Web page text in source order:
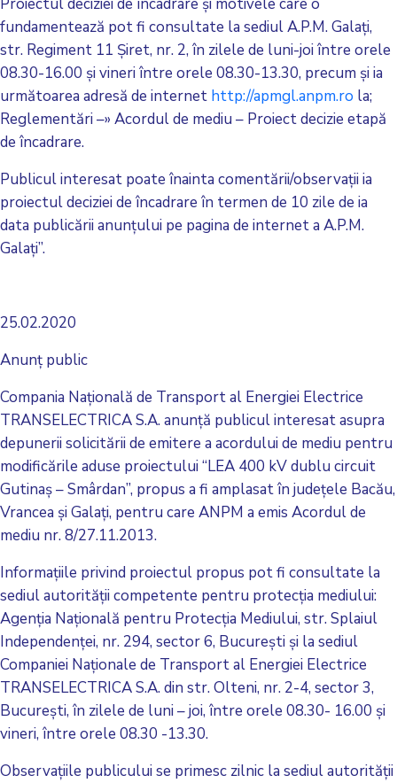
Proiectul deciziei de încadrare şi motivele care o
fundamentează pot fi consultate la sediul A.P.M. Galaţi,
str. Regiment 11 Şiret, nr. 2, în zilele de luni-joi între orele
08.30-16.00 şi vineri între orele 08.30-13.30, precum şi ia
următoarea adresă de internet http://apmgl.anpm.ro la;
Reglementări –» Acordul de mediu – Proiect decizie etapă
de încadrare.
Publicul interesat poate înainta comentării/observaţii ia
proiectul deciziei de încadrare în termen de 10 zile de ia
data publicării anunţului pe pagina de internet a A.P.M.
Galaţi”.
25.02.2020
Anunţ public
Compania Naţională de Transport al Energiei Electrice
TRANSELECTRICA S.A. anunţă publicul interesat asupra
depunerii solicitării de emitere a acordului de mediu pentru
modificările aduse proiectului “LEA 400 kV dublu circuit
Gutinaş – Smârdan”, propus a fi amplasat în judeţele Bacău,
Vrancea şi Galaţi, pentru care ANPM a emis Acordul de
mediu nr. 8/27.11.2013.
Informaţiile privind proiectul propus pot fi consultate la
sediul autorităţii competente pentru protecţia mediului:
Agenţia Naţională pentru Protecţia Mediului, str. Splaiul
Independenţei, nr. 294, sector 6, Bucureşti şi la sediul
Companiei Naţionale de Transport al Energiei Electrice
TRANSELECTRICA S.A. din str. Olteni, nr. 2-4, sector 3,
Bucureşti, în zilele de luni – joi, între orele 08.30- 16.00 şi
vineri, între orele 08.30 -13.30.
Observaţiile publicului se primesc zilnic la sediul autorităţii